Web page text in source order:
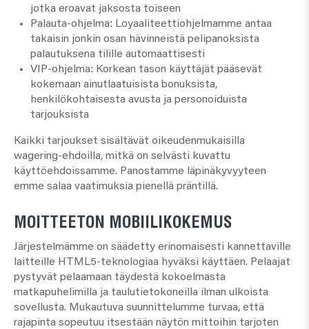
jotka eroavat jaksosta toiseen
Palauta-ohjelma: Loyaaliteettiohjelmamme antaa
takaisin jonkin osan hävinneistä pelipanoksista
palautuksena tilille automaattisesti
VIP-ohjelma: Korkean tason käyttäjät pääsevät
kokemaan ainutlaatuisista bonuksista,
henkilökohtaisesta avusta ja personoiduista
tarjouksista
Kaikki tarjoukset sisältävät oikeudenmukaisilla
wagering-ehdoilla, mitkä on selvästi kuvattu
käyttöehdoissamme. Panostamme läpinäkyvyyteen
emme salaa vaatimuksia pienellä präntillä.
MOITTEETON MOBIILIKOKEMUS
Järjestelmämme on säädetty erinomaisesti kannettaville
laitteille HTML5-teknologiaa hyväksi käyttäen. Pelaajat
pystyvät pelaamaan täydestä kokoelmasta
matkapuhelimilla ja taulutietokoneilla ilman ulkoista
sovellusta. Mukautuva suunnittelumme turvaa, että
rajapinta sopeutuu itsestään näytön mittoihin tarjoten